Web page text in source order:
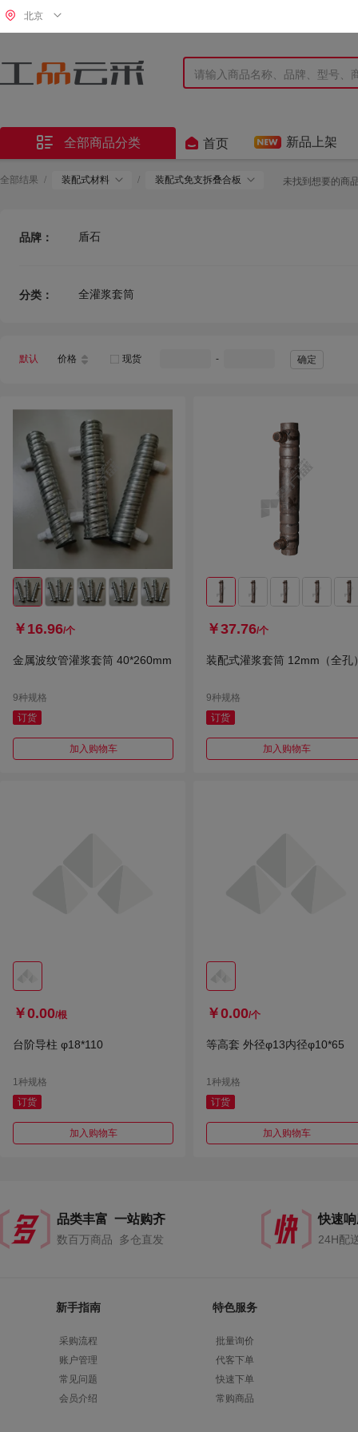
北京
 全部商品分类  首页 新品上架
全部结果 / 装配式材料 / 装配式免支拆叠合板 未找到想要的商
品牌： 盾石
分类： 全灌浆套筒
默认 价格 现货 - 确定
￥16.96/个
金属波纹管灌浆套筒 40*260mm
9种规格
订货
加入购物车
￥37.76/个
装配式灌浆套筒 12mm（全孔
9种规格
订货
加入购物车
￥0.00/根
台阶导柱 φ18*110
1种规格
订货
加入购物车
￥0.00/个
等高套 外径φ13内径φ10*65
1种规格
订货
加入购物车
品类丰富 一站购齐
数百万商品 多仓直发
快速
24H配
新手指南
采购流程
账户管理
常见问题
会员介绍
特色服务
批量询价
代客下单
快速下单
常购商品